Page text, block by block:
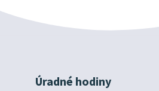
Úradné hodiny